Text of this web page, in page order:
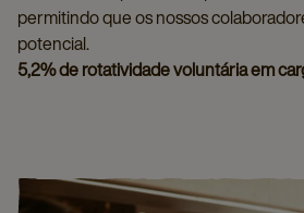
permitindo que os nossos
potencial.
5,2% de rotatividade voluntária em